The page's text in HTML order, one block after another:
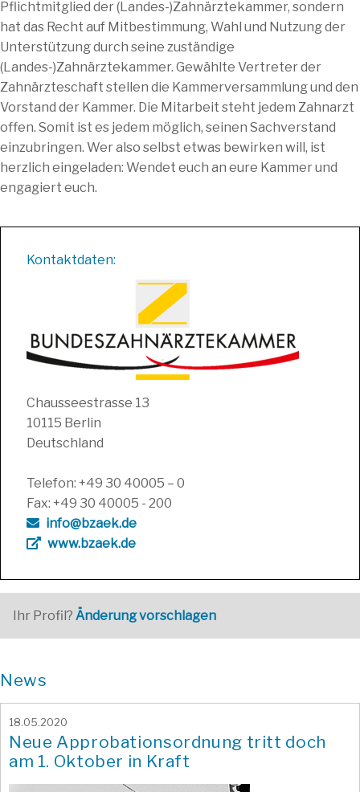
Pflichtmitglied der (Landes-)Zahnärztekammer, sondern
hat das Recht auf Mitbestimmung, Wahl und Nutzung der
Unterstützung durch seine zuständige
(Landes-)Zahnärztekammer. Gewählte Vertreter der
Zahnärzteschaft stellen die Kammerversammlung und den
Vorstand der Kammer. Die Mitarbeit steht jedem Zahnarzt
offen. Somit ist es jedem möglich, seinen Sachverstand
einzubringen. Wer also selbst etwas bewirken will, ist
herzlich eingeladen: Wendet euch an eure Kammer und
engagiert euch.
Kontaktdaten:
Chausseestrasse 13
10115 Berlin
Deutschland
Telefon: +49 30 40005 – 0
Fax: +49 30 40005 - 200
info@bzaek.de
www.bzaek.de
Ihr Profil? Änderung vorschlagen
News
18.05.2020
Neue Approbationsordnung tritt doch
am 1. Oktober in Kraft